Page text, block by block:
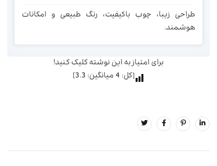
طراحی زیبا، چوب باکیفیت، رنگ طبیعی و امکانات
هوشمند.
برای امتیاز به این نوشته کلیک کنید!
[کل:4میانگین:3.3
]